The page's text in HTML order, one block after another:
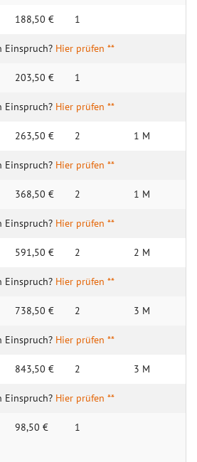
188,50 € 1
Hier prüfen **
203,50 € 1
Hier prüfen **
263,50 € 2 1 M
Hier prüfen **
368,50 € 2 1 M
Hier prüfen **
591,50 € 2 2 M
Hier prüfen **
738,50 € 2 3 M
Hier prüfen **
843,50 € 2 3 M
Hier prüfen **
98,50 € 1